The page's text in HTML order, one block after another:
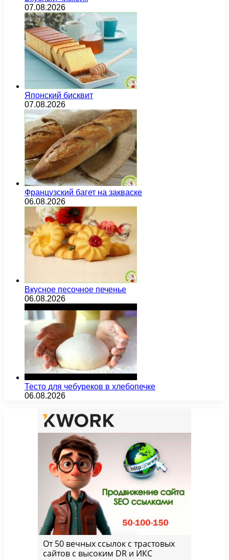
07.08.2026
Японский бисквит
07.08.2026
Французский багет на закваске
06.08.2026
Вкусное песочное печенье
06.08.2026
Тесто для чебуреков в хлебопечке
06.08.2026